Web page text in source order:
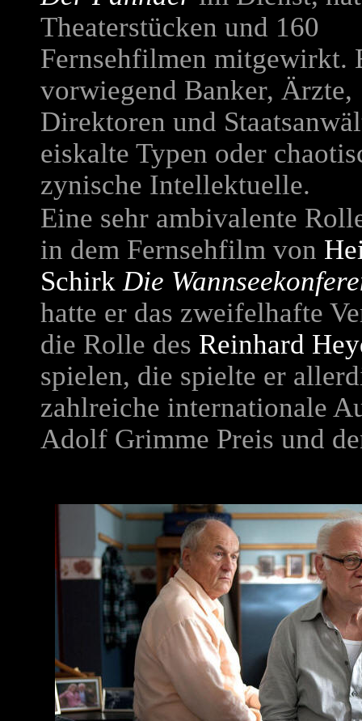
Theaterstücken und 160
Fernsehfilmen mitgewirkt.
vorwiegend Banker, Ärzte,
Direktoren und
eiskalte Typen oder
zynische Intellektuelle.
Eine sehr ambivalente
in dem Fernsehfilm von
Schirk Die
hatte er das zweifelhafte
die Rolle des Reinhard
spielen, die spielte er
zahlreiche internationale
Adolf Grimme Preis und